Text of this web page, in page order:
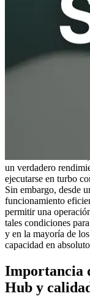
Solana de
la selección
Para ofrecer una
comenzó por
Durante este
datos son receptivos
Las necesidades de
exigentes. Incluso el
servidores grandes,
rendimiento.
un verdadero
ejecutarse en turbo
Sin embargo, desde
funcionamiento
permitir una
tales condiciones
y en la mayoría de
capacidad en
Importancia
Hub y